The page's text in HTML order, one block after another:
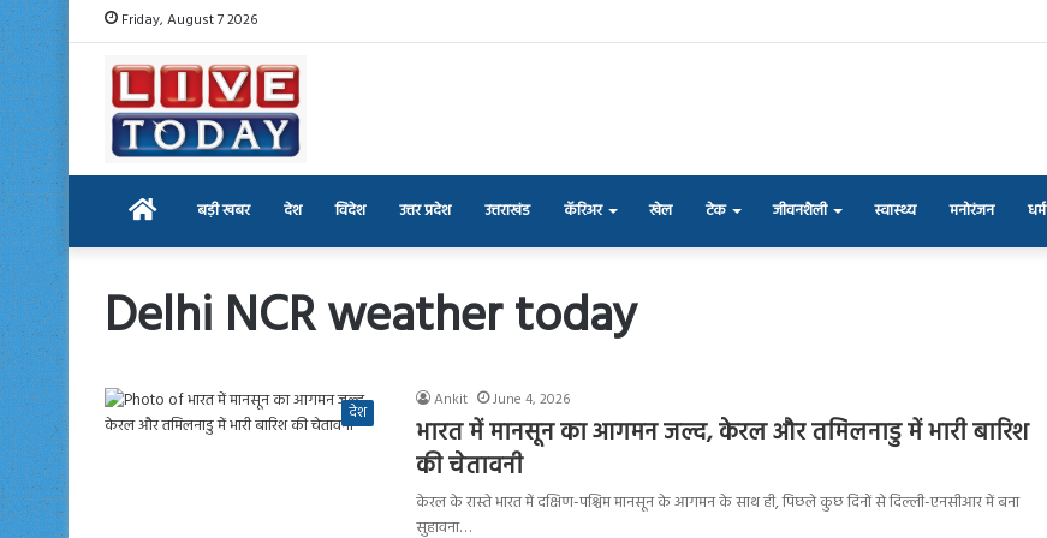
Friday, August 7 2026
Home बड़ी खबर देश विदेश उत्तर प्रदेश उत्तराखंड कॅरिअर खेल टेक जीवनशैली स्वास्थ्य मनोरंजन धर्म
Delhi NCR weather today
देश
Ankit June 4, 2026
भारत में मानसून का आगमन जल्द, केरल और तमिलनाडु में भारी बारिश
की चेतावनी
केरल के रास्ते भारत में दक्षिण-पश्चिम मानसून के आगमन के साथ ही, पिछले कुछ दिनों से दिल्ली-एनसीआर में बना
सुहावना…